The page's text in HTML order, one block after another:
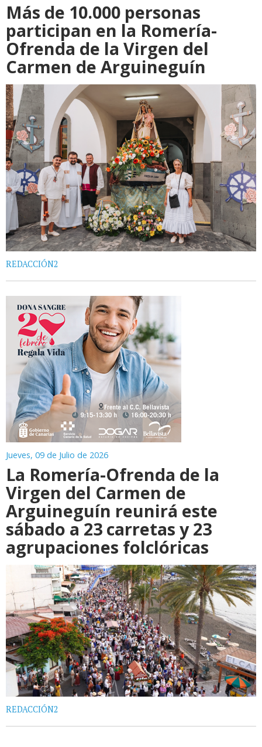
Más de 10.000 personas
participan en la Romería-
Ofrenda de la Virgen del
Carmen de Arguineguín
REDACCIÓN2
Jueves, 09 de Julio de 2026
La Romería-Ofrenda de la
Virgen del Carmen de
Arguineguín reunirá este
sábado a 23 carretas y 23
agrupaciones folclóricas
REDACCIÓN2